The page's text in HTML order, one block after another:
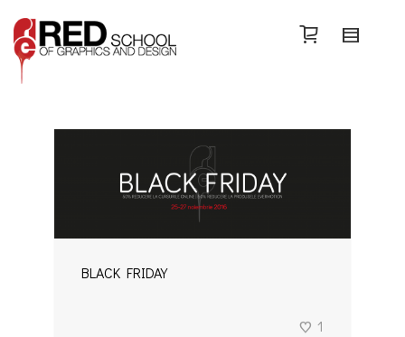
BLACK FRIDAY
1